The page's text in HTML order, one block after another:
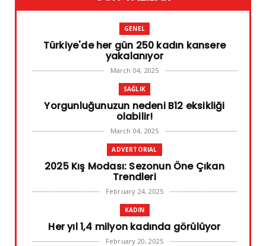
GENEL
Türkiye'de her gün 250 kadın kansere
yakalanıyor
March 04, 2025
SAĞLIK
Yorgunluğunuzun nedeni B12 eksikliği
olabilir!
March 04, 2025
ADVERTORIAL
2025 Kış Modası: Sezonun Öne Çıkan
Trendleri
February 24, 2025
KADIN
Her yıl 1,4 milyon kadında görülüyor
February 20, 2025